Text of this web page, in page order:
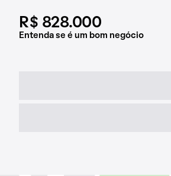
R$ 828.000
Entenda se é um bom negócio